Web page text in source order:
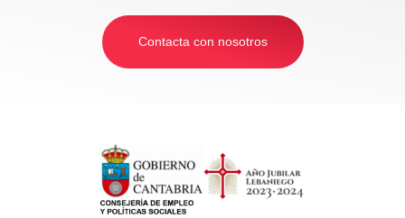
Contacta con nosotros